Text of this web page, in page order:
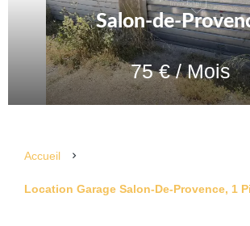
Salon-de-
75 € / Mois
Accueil
Location Garage Salon-De-Provence, 1